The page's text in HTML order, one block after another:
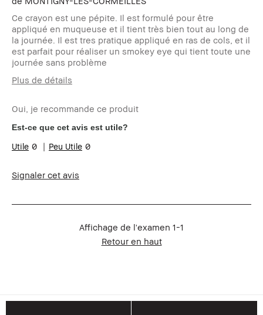
Ce crayon est une pépite. Il est formulé pour être
appliqué en muqueuse et il tient très bien tout au long de
la journée. Il est tres pratique appliqué en ras de cols, et il
est parfait pour réaliser un smokey eye qui tient toute une
journée sans problème
Plus de détails
Type de peau
sèche
Vos problèmes
Irrégularité, Vieillissement
Les bénéfices
Flatteur, Longue-tenue, Résultat
Le Club Bobbi
Brown
Oui, je recommande ce produit
Est-ce que cet avis est utile?
0 0
Signaler cet avis
Affichage de l'examen 1-1
Retour en haut